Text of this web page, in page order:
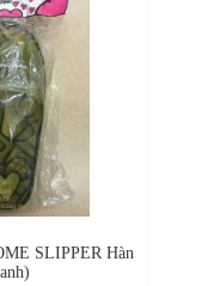
SLIPPER Hàn